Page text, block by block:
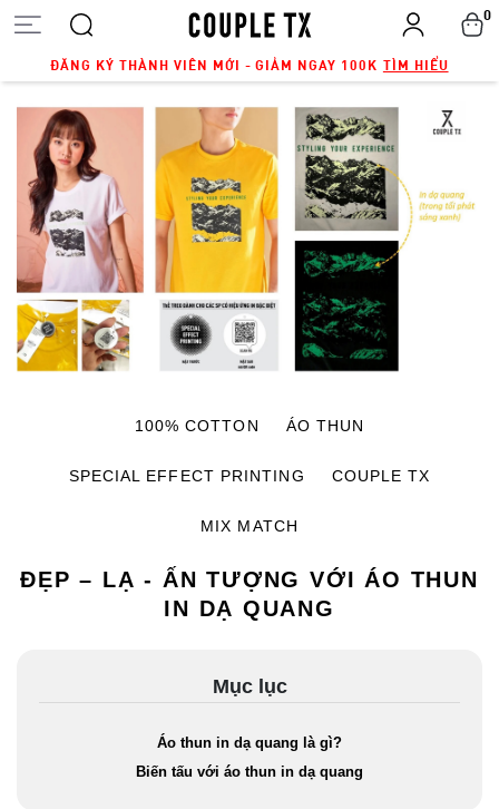
ĐĂNG KÝ THÀNH VIÊN MỚI - GIẢM NGAY 100K TÌM HIỂU
0
100% COTTON ÁO THUN
SPECIAL EFFECT PRINTING COUPLE TX
MIX MATCH
ĐẸP – LẠ - ẤN TƯỢNG VỚI ÁO THUN
IN DẠ QUANG
Mục lục
Áo thun in dạ quang là gì?
Biến tấu với áo thun in dạ quang